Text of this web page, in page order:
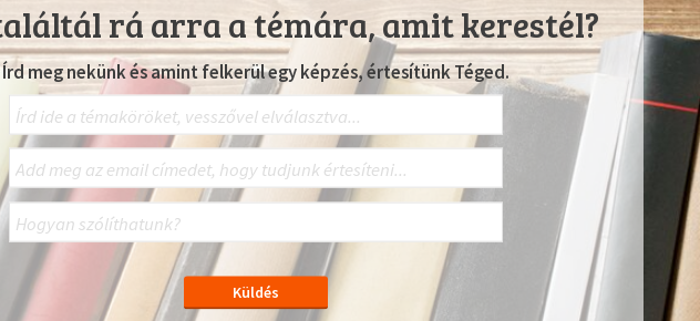
rá arra a témára, amit kerestél?
Írd meg nekünk és amint felkerül egy képzés, értesítünk Téged.